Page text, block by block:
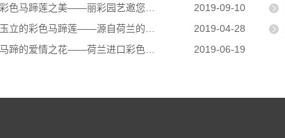
马蹄莲之美——丽彩园艺邀您共赏优雅圣洁之花 2019-09-10
立的彩色马蹄莲——源自荷兰的优秀品质
2019-04-28
蹄的爱情之花——荷兰进口彩色马蹄莲种球
2019-06-19